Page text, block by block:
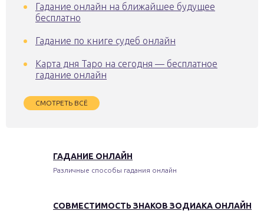
Гадание онлайн на ближайшее будущее
бесплатно
Гадание по книге судеб онлайн
Карта дня Таро на сегодня — бесплатное
гадание онлайн
СМОТРЕТЬ ВСЁ
ГАДАНИЕ ОНЛАЙН
Различные способы гадания онлайн
СОВМЕСТИМОСТЬ ЗНАКОВ ЗОДИАКА ОНЛАЙН